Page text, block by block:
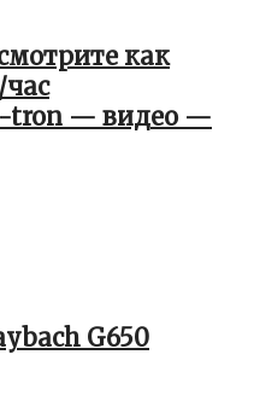
как
tron — видео —
G650